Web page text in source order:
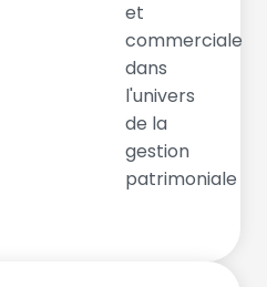
et
commerciale
dans
l'univers
de la
gestion
patrimoniale